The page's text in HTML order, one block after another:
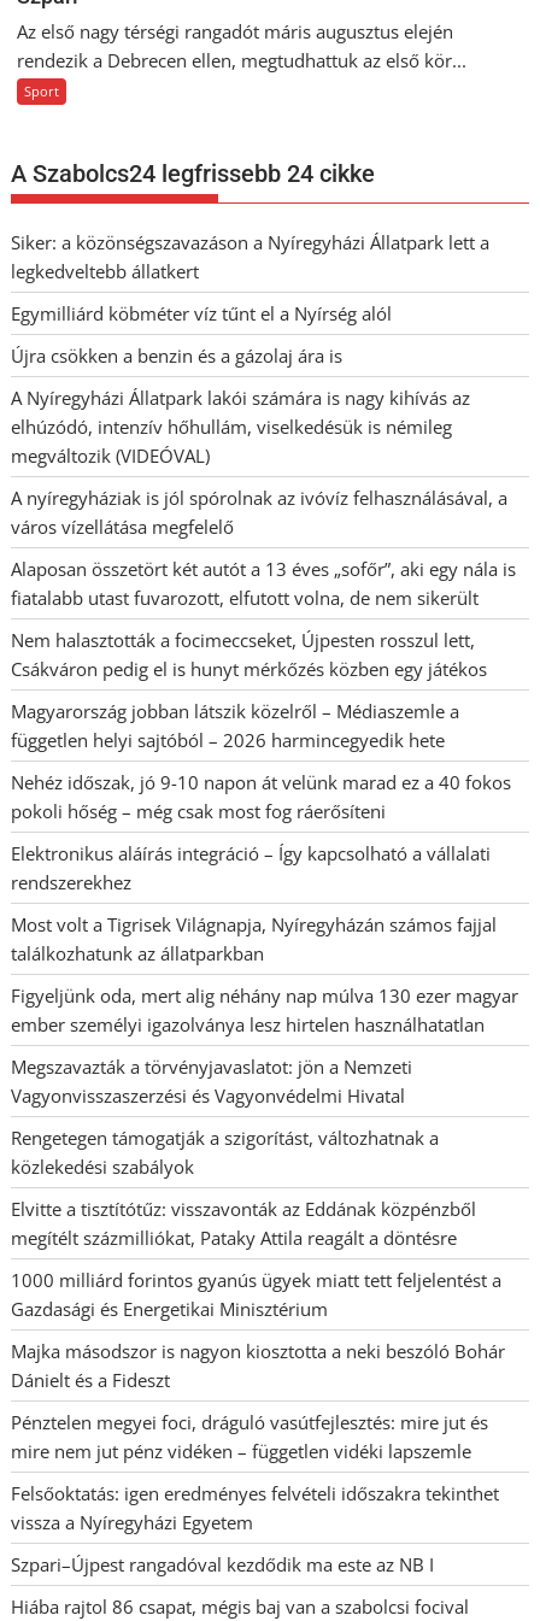
Az első nagy térségi rangadót máris augusztus elején
rendezik a Debrecen ellen, megtudhattuk az első kör...
Sport
A Szabolcs24 legfrissebb 24 cikke
Siker: a közönségszavazáson a Nyíregyházi Állatpark lett a
legkedveltebb állatkert
Egymilliárd köbméter víz tűnt el a Nyírség alól
Újra csökken a benzin és a gázolaj ára is
A Nyíregyházi Állatpark lakói számára is nagy kihívás az
elhúzódó, intenzív hőhullám, viselkedésük is némileg
megváltozik (VIDEÓVAL)
A nyíregyháziak is jól spórolnak az ivóvíz felhasználásával, a
város vízellátása megfelelő
Alaposan összetört két autót a 13 éves „sofőr”, aki egy nála is
fiatalabb utast fuvarozott, elfutott volna, de nem sikerült
Nem halasztották a focimeccseket, Újpesten rosszul lett,
Csákváron pedig el is hunyt mérkőzés közben egy játékos
Magyarország jobban látszik közelről – Médiaszemle a
független helyi sajtóból – 2026 harmincegyedik hete
Nehéz időszak, jó 9-10 napon át velünk marad ez a 40 fokos
pokoli hőség – még csak most fog ráerősíteni
Elektronikus aláírás integráció – Így kapcsolható a vállalati
rendszerekhez
Most volt a Tigrisek Világnapja, Nyíregyházán számos fajjal
találkozhatunk az állatparkban
Figyeljünk oda, mert alig néhány nap múlva 130 ezer magyar
ember személyi igazolványa lesz hirtelen használhatatlan
Megszavazták a törvényjavaslatot: jön a Nemzeti
Vagyonvisszaszerzési és Vagyonvédelmi Hivatal
Rengetegen támogatják a szigorítást, változhatnak a
közlekedési szabályok
Elvitte a tisztítótűz: visszavonták az Eddának közpénzből
megítélt százmilliókat, Pataky Attila reagált a döntésre
1000 milliárd forintos gyanús ügyek miatt tett feljelentést a
Gazdasági és Energetikai Minisztérium
Majka másodszor is nagyon kiosztotta a neki beszóló Bohár
Dánielt és a Fideszt
Pénztelen megyei foci, dráguló vasútfejlesztés: mire jut és
mire nem jut pénz vidéken – független vidéki lapszemle
Felsőoktatás: igen eredményes felvételi időszakra tekinthet
vissza a Nyíregyházi Egyetem
Szpari–Újpest rangadóval kezdődik ma este az NB I
Hiába rajtol 86 csapat, mégis baj van a szabolcsi focival